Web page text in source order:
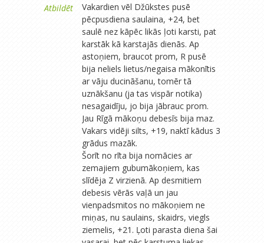
Atbildēt
Vakardien vēl Džūkstes pusē
pēcpusdiena saulaina, +24, bet
saulē nez kāpēc likās ļoti karsti, pat
karstāk kā karstajās dienās. Ap
astoņiem, braucot prom, R pusē
bija neliels lietus/negaisa mākonītis
ar vāju ducināšanu, tomēr tā
uznākšanu (ja tas vispār notika)
nesagaidīju, jo bija jābrauc prom.
Jau Rīgā mākoņu debesīs bija maz.
Vakars vidēji silts, +19, naktī kādus 3
grādus mazāk.
Šorīt no rīta bija nomācies ar
zemajiem gubumākoņiem, kas
slīdēja Z virzienā. Ap desmitiem
debesis vērās vaļā un jau
vienpadsmitos no mākoņiem ne
miņas, nu saulains, skaidrs, viegls
ziemelis, +21. Ļoti parasta diena šai